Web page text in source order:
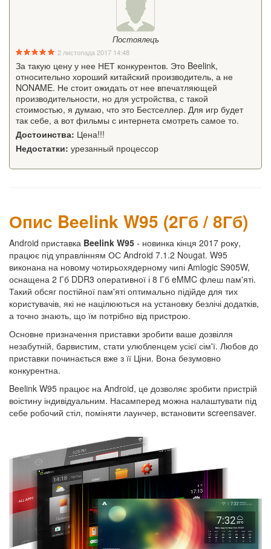
Постоялецъ
2 листопада 2017 14:48
За такую цену у нее НЕТ конкурентов. Это Beelink,
относительно хороший китайский производитель, а не
NONAME. Не стоит ожидать от нее впечатляющей
производительности, но для устройства, с такой
стоимостью, я думаю, что это Бестселлер. Для игр будет
так себе, а вот фильмы с интернета смотреть самое то.
Достоинства: Цена!!!
Недостатки: урезанный процессор
Опис Beelink W95 (2Гб / 8Гб)
Android приставка Beelink W95 - новинка кінця 2017 року,
працює під управлінням ОС Android 7.1.2 Nougat. W95
виконана на новому чотирьохядерному чипі Amlogic S905W,
оснащена 2 Гб DDR3 оперативної і 8 Гб eMMC флеш пам'яті.
Такий обсяг постійної пам'яті оптимально підійде для тих
користувачів, які не націлюються на установку безлічі додатків,
а точно знають, що їм потрібно від пристрою.
Основне призначення приставки зробити ваше дозвілля
незабутній, барвистим, стати улюбленцем усієї сім'ї. Любов до
приставки починається вже з її Ціни. Вона безумовно
конкурентна.
Beelink W95 працює на Android, це дозволяє зробити пристрій
воістину індивідуальним. Насамперед можна налаштувати під
себе робочий стіл, поміняти лаунчер, встановити screensaver.